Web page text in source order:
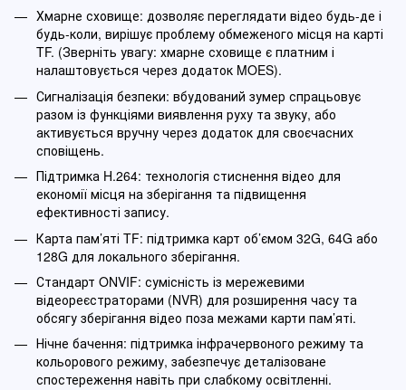
Хмарне сховище: дозволяє переглядати відео будь-де і
будь-коли, вирішує проблему обмеженого місця на карті
TF. (Зверніть увагу: хмарне сховище є платним і
налаштовується через додаток MOES).
Сигналізація безпеки: вбудований зумер спрацьовує
разом із функціями виявлення руху та звуку, або
активується вручну через додаток для своєчасних
сповіщень.
Підтримка H.264: технологія стиснення відео для
економії місця на зберігання та підвищення
ефективності запису.
Карта пам’яті TF: підтримка карт об’ємом 32G, 64G або
128G для локального зберігання.
Стандарт ONVIF: сумісність із мережевими
відеореєстраторами (NVR) для розширення часу та
обсягу зберігання відео поза межами карти пам’яті.
Нічне бачення: підтримка інфрачервоного режиму та
кольорового режиму, забезпечує деталізоване
спостереження навіть при слабкому освітленні.